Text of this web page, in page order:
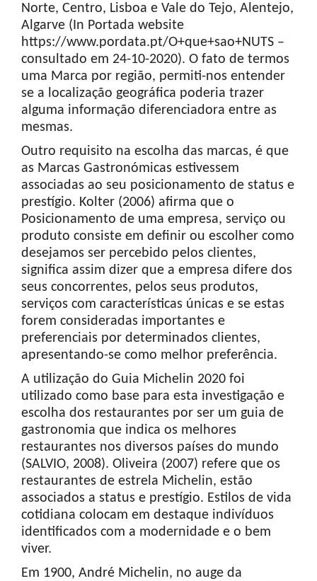
Norte, Centro, Lisboa e Vale do Tejo, Alentejo,
Algarve (In Portada website
https://www.pordata.pt/O+que+sao+NUTS –
consultado em 24-10-2020). O fato de termos
uma Marca por região, permiti-nos entender
se a localização geográfica poderia trazer
alguma informação diferenciadora entre as
mesmas.
Outro requisito na escolha das marcas, é que
as Marcas Gastronómicas estivessem
associadas ao seu posicionamento de status e
prestígio. Kolter (2006) afirma que o
Posicionamento de uma empresa, serviço ou
produto consiste em definir ou escolher como
desejamos ser percebido pelos clientes,
significa assim dizer que a empresa difere dos
seus concorrentes, pelos seus produtos,
serviços com características únicas e se estas
forem consideradas importantes e
preferenciais por determinados clientes,
apresentando-se como melhor preferência.
A utilização do Guia Michelin 2020 foi
utilizado como base para esta investigação e
escolha dos restaurantes por ser um guia de
gastronomia que indica os melhores
restaurantes nos diversos países do mundo
(SALVIO, 2008). Oliveira (2007) refere que os
restaurantes de estrela Michelin, estão
associados a status e prestígio. Estilos de vida
cotidiana colocam em destaque indivíduos
identificados com a modernidade e o bem
viver.
Em 1900, André Michelin, no auge da